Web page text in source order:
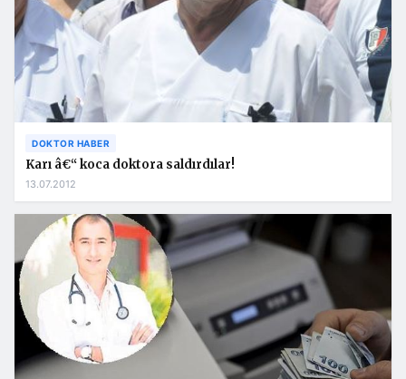
DOKTOR HABER
Karı â€“ koca doktora saldırdılar!
13.07.2012